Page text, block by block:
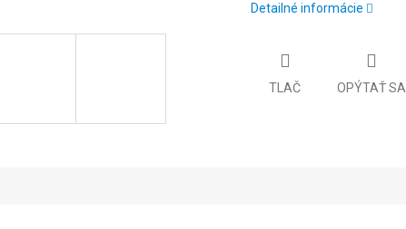
Detailné informácie
TLAČ OPÝTAŤ SA